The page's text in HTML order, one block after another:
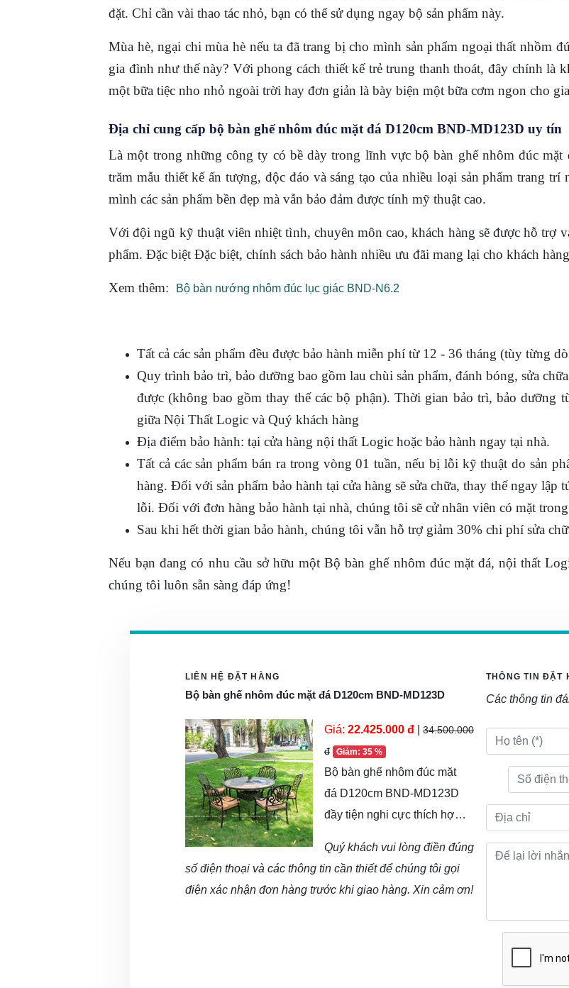
đặt. Chỉ cần vài thao tác nhỏ, bạn có thể sử dụng ngay bộ sản phẩm này.
Mùa hè, ngại chi mùa hè nếu ta đã trang bị cho mình sản phẩm ngoại thất nhồm
gia đình như thế này? Với phong cách thiết kế trẻ trung thanh thoát, đây chính là
một bữa tiệc nho nhỏ ngoài trời hay đơn giản là bày biện một bữa cơm ngon cho
Địa chỉ cung cấp bộ bàn ghế nhôm đúc mặt đá D120cm BND-MD123D uy tín
Là một trong những công ty có bề dày trong lĩnh vực bộ bàn ghế nhôm đúc mặt
trăm mẫu thiết kế ấn tượng, độc đáo và sáng tạo của nhiều loại sản phẩm trang
mình các sản phẩm bền đẹp mà vẫn bảo đảm được tính mỹ thuật cao.
Với đội ngũ kỹ thuật viên nhiệt tình, chuyên môn cao, khách hàng sẽ được hỗ trợ
phẩm. Đặc biệt Đặc biệt, chính sách bảo hành nhiều ưu đãi mang lại cho khách
Xem thêm: Bộ bàn nướng nhôm đúc lục giác BND-N6.2
Tất cả các sản phẩm đều được bảo hành miễn phí từ 12 - 36 tháng (tùy từng
Quy trình bảo trì, bảo dưỡng bao gồm lau chùi sản phẩm, đánh bóng, sửa
được (không bao gồm thay thế các bộ phận). Thời gian bảo trì, bảo dưỡng
giữa Nội Thất Logic và Quý khách hàng
Địa điểm bảo hành: tại cửa hàng nội thất Logic hoặc bảo hành ngay tại nhà.
Tất cả các sản phẩm bán ra trong vòng 01 tuần, nếu bị lỗi kỹ thuật do sản
hàng. Đối với sản phẩm bảo hành tại cửa hàng sẽ sửa chữa, thay thế ngay
lỗi. Đối với đơn hàng bảo hành tại nhà, chúng tôi sẽ cử nhân viên có mặt
Sau khi hết thời gian bảo hành, chúng tôi vẫn hỗ trợ giảm 30% chi phí sửa
Nếu bạn đang có nhu cầu sở hữu một Bộ bàn ghế nhôm đúc mặt đá,nội thất
chúng tôi luôn sẵn sàng đáp ứng!
LIÊN HỆ ĐẶT HÀNG
Bộ bàn ghế nhôm đúc mặt đá D120cm BND-MD123D
Giá: 22.425.000 đ
34.500.000
đ
Giảm: 35 %
Bộ bàn ghế nhôm đúc mặt
đá D120cm BND-MD123D
đầy tiện nghi cực thích hợp
trang trí sân vường nhà bạn
giúp bạn có một khu vườn
tuyệt vời
Quý khách vui lòng điền đúng
số điện thoại và các thông tin cần thiết để chúng tôi gọi
điện xác nhận đơn hàng trước khi giao hàng. Xin cảm ơn!
THÔNG TIN ĐẶT
Các thông tin